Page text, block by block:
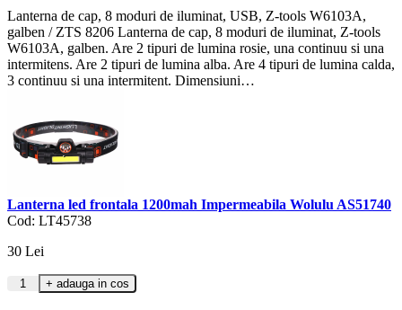
Lanterna de cap, 8 moduri de iluminat, USB, Z-tools W6103A,
galben / ZTS 8206 Lanterna de cap, 8 moduri de iluminat, Z-tools
W6103A, galben. Are 2 tipuri de lumina rosie, una continuu si una
intermitens. Are 2 tipuri de lumina alba. Are 4 tipuri de lumina calda,
3 continuu si una intermitent. Dimensiuni…
Lanterna led frontala 1200mah Impermeabila Wolulu AS51740
Cod: LT45738
30 Lei